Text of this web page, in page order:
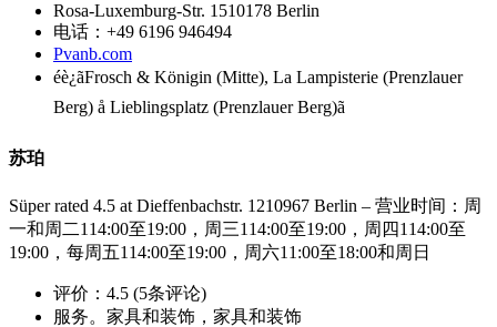
Rosa-Luxemburg-Str. 1510178 Berlin
电话：+49 6196 946494
Pvanb.com
éè¿ãFrosch & Königin (Mitte), La Lampisterie (Prenzlauer
Berg) å Lieblingsplatz (Prenzlauer Berg)ã
苏珀
Süper rated 4.5 at Dieffenbachstr. 1210967 Berlin – 营业时间：周
一和周二114:00至19:00，周三114:00至19:00，周四114:00至
19:00，每周五114:00至19:00，周六11:00至18:00和周日
评价：4.5 (5条评论)
服务。家具和装饰，家具和装饰